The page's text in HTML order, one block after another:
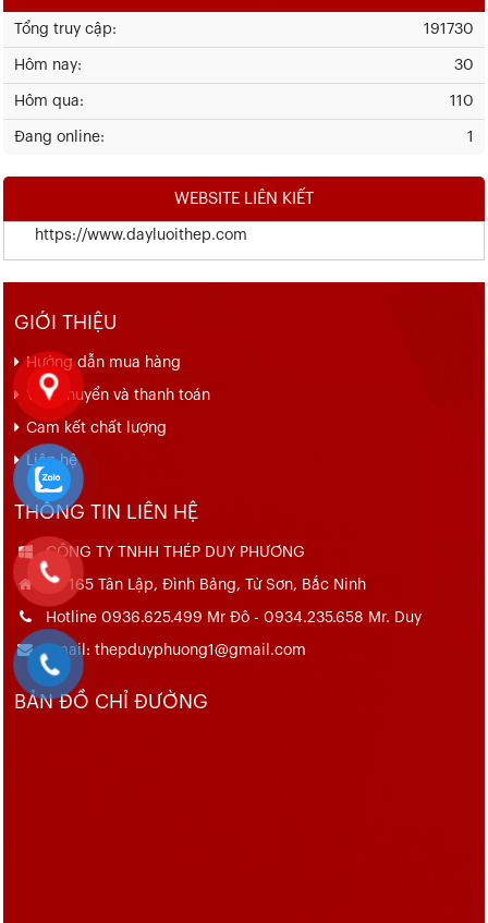
191730
Tổng truy cập:
30
Hôm nay:
110
Hôm qua:
1
Đang online:
WEBSITE LIÊN KIẾT
https://www.dayluoithep.com
GIỚI THIỆU
Hướng dẫn mua hàng
Vận chuyển và thanh toán
Cam kết chất lượng
Liên hệ
THÔNG TIN LIÊN HỆ
CÔNG TY TNHH THÉP DUY PHƯƠNG
Số 165 Tân Lập, Đình Bảng, Từ Sơn, Bắc Ninh
Hotline 0936.625.499 Mr Đô - 0934.235.658 Mr. Duy
Email: thepduyphuong1@gmail.com
BẢN ĐỒ CHỈ ĐƯỜNG